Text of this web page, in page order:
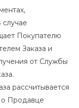
Покупателю
Заказа и
от Службы
рассчитывается
о Продавце